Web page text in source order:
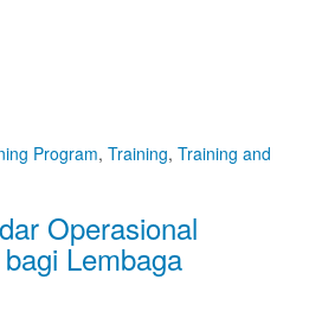
Program, Training, Training and
Operasional
Lembaga